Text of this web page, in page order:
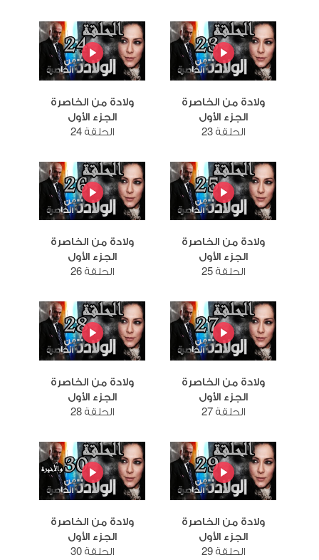
ولادة من الخاصرة
الجزء الأول
الحلقة 23
ولادة من الخاصرة
الجزء الأول
الحلقة 24
ولادة من الخاصرة
الجزء الأول
الحلقة 25
ولادة من الخاصرة
الجزء الأول
الحلقة 26
ولادة من الخاصرة
الجزء الأول
الحلقة 27
ولادة من الخاصرة
الجزء الأول
الحلقة 28
ولادة من الخاصرة
الجزء الأول
الحلقة 29
ولادة من الخاصرة
الجزء الأول
الحلقة 30